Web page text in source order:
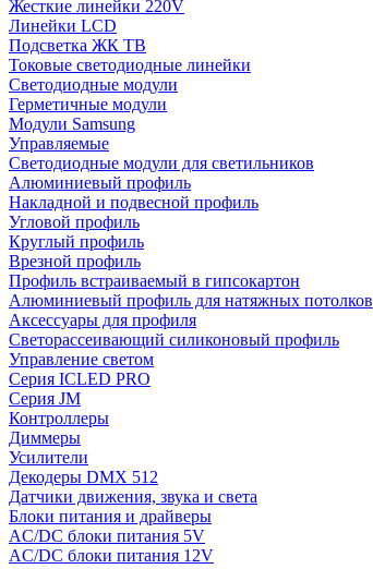
Жесткие линейки 220V
Линейки LCD
Подсветка ЖК ТВ
Токовые светодиодные линейки
Светодиодные модули
Герметичные модули
Модули Samsung
Управляемые
Светодиодные модули для светильников
Алюминиевый профиль
Накладной и подвесной профиль
Угловой профиль
Круглый профиль
Врезной профиль
Профиль встраиваемый в гипсокартон
Алюминиевый профиль для натяжных потолков
Аксессуары для профиля
Светорассеивающий силиконовый профиль
Управление светом
Серия ICLED PRO
Серия JM
Контроллеры
Диммеры
Усилители
Декодеры DMX 512
Датчики движения, звука и света
Блоки питания и драйверы
AC/DC блоки питания 5V
AC/DC блоки питания 12V